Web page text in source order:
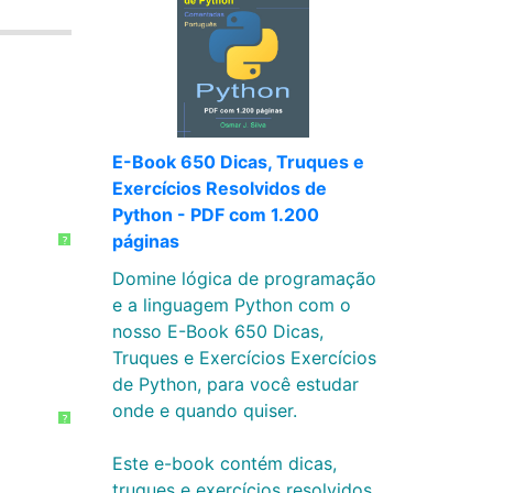
?
?
E-Book 650 Dicas, Truques e
Exercícios Resolvidos de
Python - PDF com 1.200
páginas
Domine lógica de programação
e a linguagem Python com o
nosso E-Book 650 Dicas,
Truques e Exercícios Exercícios
de Python, para você estudar
onde e quando quiser.
Este e-book contém dicas,